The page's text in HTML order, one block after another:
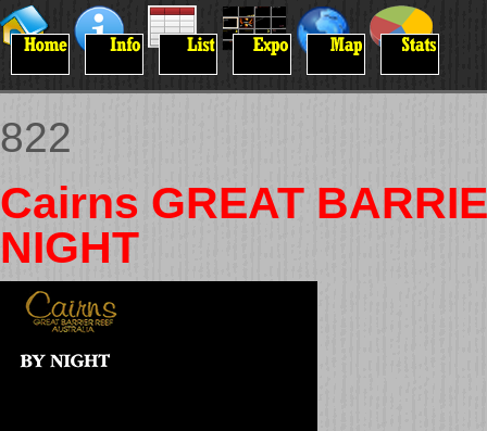
822
Cairns GREAT
NIGHT